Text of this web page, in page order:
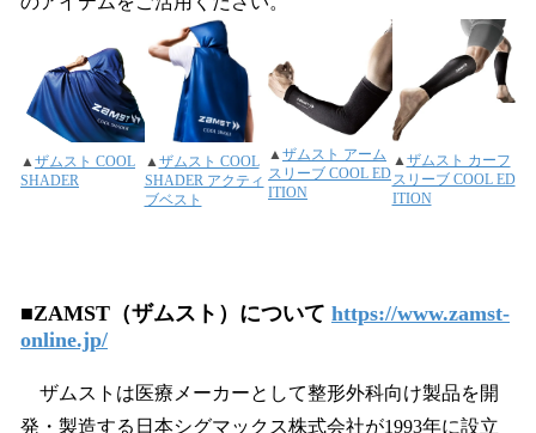
▲ザムスト COOL
SHADER
▲ザムスト COOL
SHADER アクティ
ブベスト
▲ザムスト アーム
スリーブ COOL ED
ITION
▲ ザムスト カーフ
スリーブ COOL ED
ITION
■ZAMST（ザムスト）について https://www.zamst-
online.jp/
ザムストは医療メーカーとして整形外科向け製品を開
発・製造する日本シグマックス株式会社が1993年に設立